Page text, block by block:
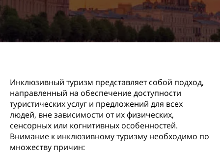
Инклюзивный туризм представляет собой подход,
направленный на обеспечение доступности
туристических услуг и предложений для всех
людей, вне зависимости от их физических,
сенсорных или когнитивных особенностей.
Внимание к инклюзивному туризму необходимо по
множеству причин: